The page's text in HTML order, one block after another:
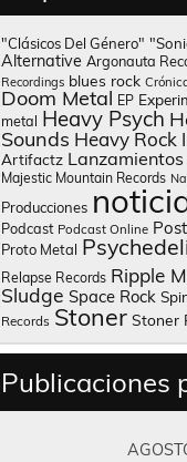
"Clásicos Del Género"
Alternative Argonauta
Recordings blues rock
Doom Metal EP
metal Heavy Psych
Sounds Heavy Rock
Artifactz Lanzamientos
Majestic Mountain Records
Producciones
Podcast Podcast Online
Proto Metal
Relapse Records Ripple
Sludge Space Rock
Records Stoner Stoner
Publicaciones